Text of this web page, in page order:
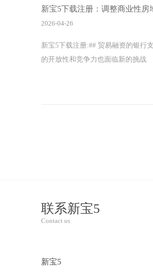
新宝5下载注册：调整商业性
2026-04-26
新宝5下载注册:## 贸易融资的银行
的开放性和竞争力也面临新的挑战
联系新宝5
Contact us
新宝5